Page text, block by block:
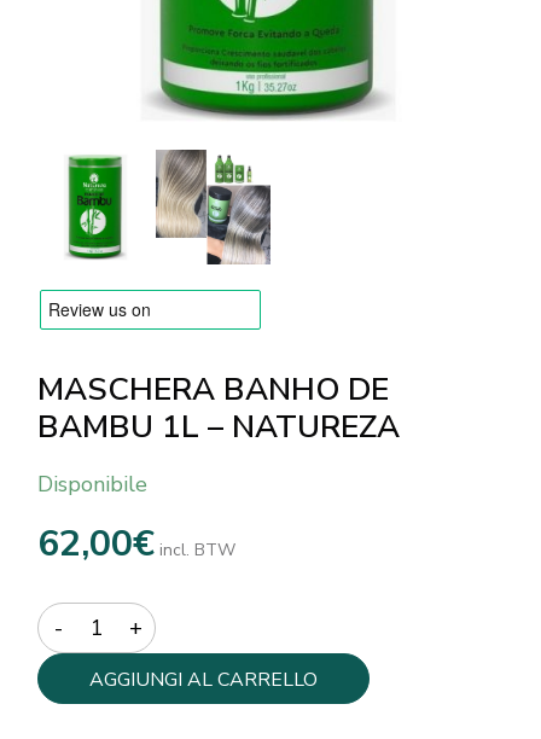
Consegna e Pagamento
Domande frequenti
Contatti
MASCHERA BANHO DE
BAMBU 1L – NATUREZA
Disponibile
62,00€ incl. BTW
Quantity
AGGIUNGI AL CARRELLO